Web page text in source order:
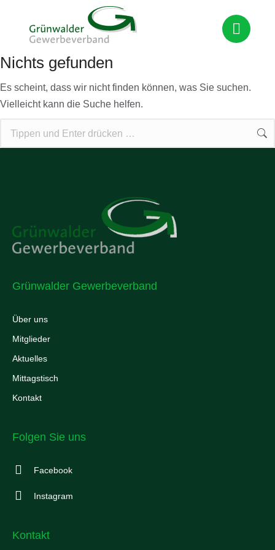
Nichts gefunden
Es scheint, dass wir nicht finden können, was Sie suchen.
Vielleicht kann die Suche helfen.
Grünwalder Gewerbeverband
Über uns
Mitglieder
Aktuelles
Mittagstisch
Kontakt
Folgen Sie uns
Facebook
Instagram
Kontakt